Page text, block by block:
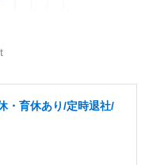
・育休あり/定時退社/